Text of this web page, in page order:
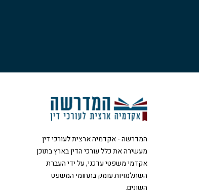
המדרשה - אקדמיה ארצית לעורכי דין
מעשירה את כלל עורכי הדין בארץ בתוכן
אקדמי משפטי עדכני, על ידי העברת
השתלמויות עומק בתחומי המשפט
השונים.